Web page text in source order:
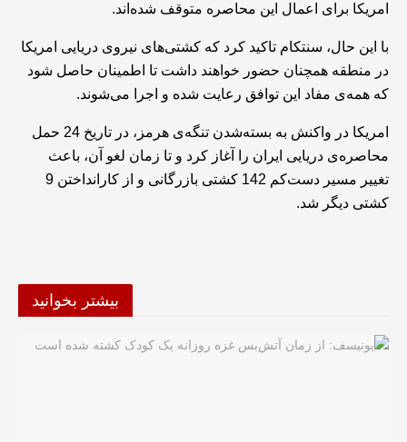
امریکا برای اعمال این محاصره متوقف شده‌اند.
با این حال، سنتکام تاکید کرد که کشتی‌های نیروی دریایی امریکا
در منطقه همچنان حضور خواهند داشت تا اطمینان حاصل شود
که همه‌ی مفاد این توافق رعایت شده و اجرا می‌شوند.
امریکا در واکنش به بسته‌شدن تنگه‌ی هرمز، در تاریخ 24 حمل
محاصره‌ی دریایی ایران را آغاز کرد و تا زمان لغو آن، باعث
تغییر مسیر دست‌کم 142 کشتی بازرگانی و از کارانداختن 9
کشتی دیگر شد.
بیشتر بخوانید